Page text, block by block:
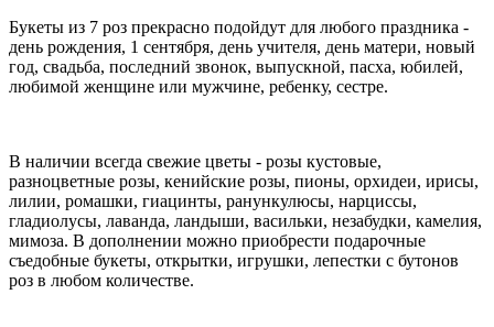
Букеты из 7 роз прекрасно подойдут для любого праздника -
день рождения, 1 сентября, день учителя, день матери, новый
год, свадьба, последний звонок, выпускной, пасха, юбилей,
любимой женщине или мужчине, ребенку, сестре.
В наличии всегда свежие цветы - розы кустовые,
разноцветные розы, кенийские розы, пионы, орхидеи, ирисы,
лилии, ромашки, гиацинты, ранункулюсы, нарциссы,
гладиолусы, лаванда, ландыши, васильки, незабудки, камелия,
мимоза. В дополнении можно приобрести подарочные
съедобные букеты, открытки, игрушки, лепестки с бутонов
роз в любом количестве.